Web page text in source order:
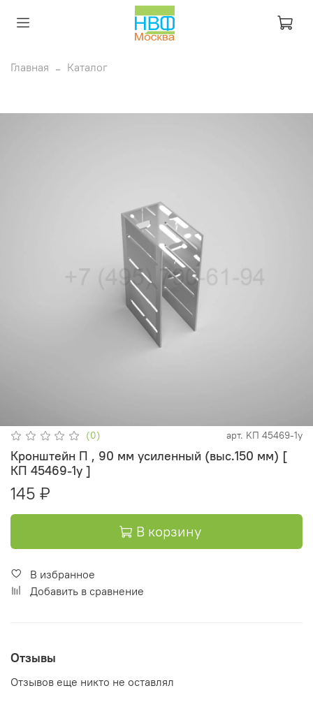
Главная Каталог
(0) арт. KП 45469-1у
Кронштейн П , 90 мм усиленный (выс.150 мм) [
КП 45469-1у ]
145 ₽
В корзину
В избранное
Добавить в сравнение
Отзывы
Отзывов еще никто не оставлял